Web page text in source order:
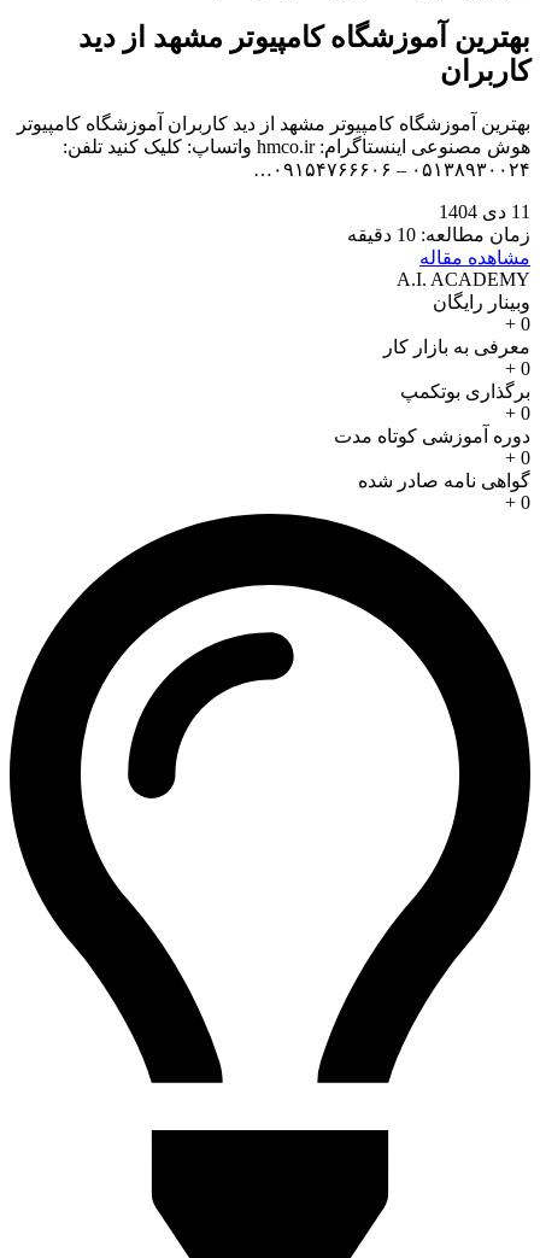
بهترین آموزشگاه کامپیوتر مشهد از دید
کاربران
بهترین آموزشگاه کامپیوتر مشهد از دید کاربران آموزشگاه کامپیوتر
هوش مصنوعی اینستاگرام: hmco.ir واتساپ: کلیک کنید تلفن:
۰۵۱۳۸۹۳۰۰۲۴ – ۰۹۱۵۴۷۶۶۶۰۶…
11 دی 1404
زمان مطالعه: 10 دقیقه
مشاهده مقاله
A.I. ACADEMY
وبینار رایگان
0
+
معرفی به بازار کار
0
+
برگذاری بوتکمپ
0
+
دوره آموزشی کوتاه مدت
0
+
گواهی نامه صادر شده
0
+